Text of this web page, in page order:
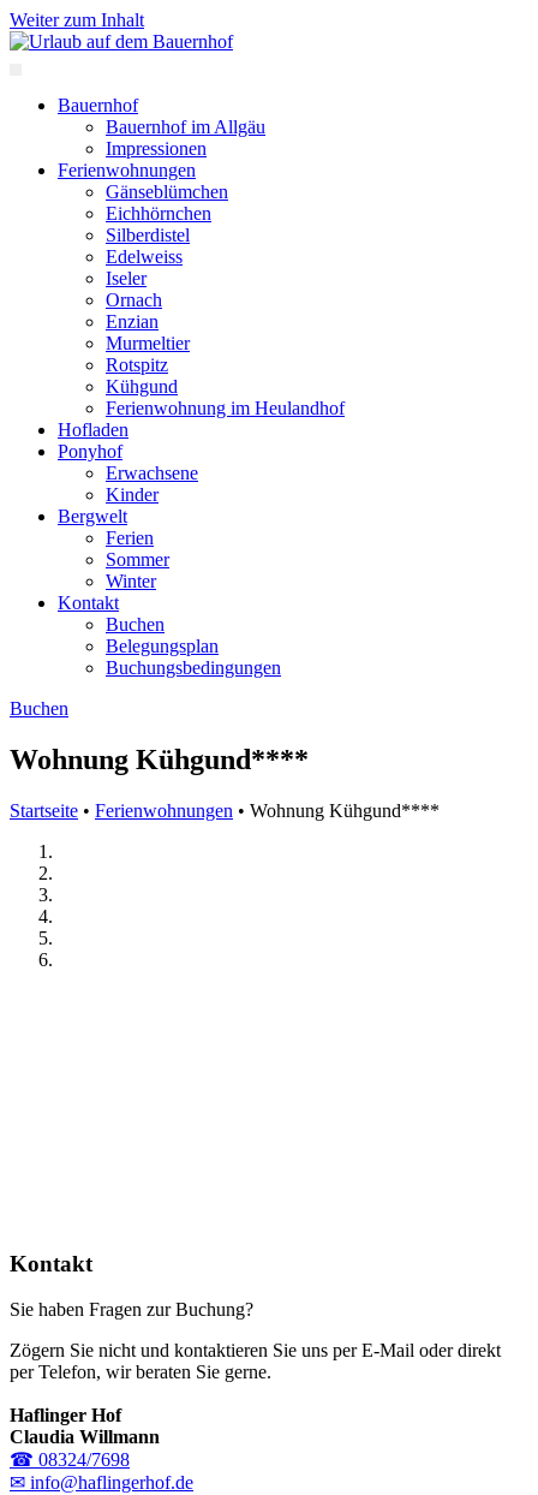
Weiter zum Inhalt
Bauernhof
Bauernhof im Allgäu
Impressionen
Ferienwohnungen
Gänseblümchen
Eichhörnchen
Silberdistel
Edelweiss
Iseler
Ornach
Enzian
Murmeltier
Rotspitz
Kühgund
Ferienwohnung im Heulandhof
Hofladen
Ponyhof
Erwachsene
Kinder
Bergwelt
Ferien
Sommer
Winter
Kontakt
Buchen
Belegungsplan
Buchungsbedingungen
Buchen
Wohnung Kühgund****
Startseite • Ferienwohnungen • Wohnung Kühgund****
Kontakt
Sie haben Fragen zur Buchung?
Zögern Sie nicht und kontaktieren Sie uns per E-Mail oder direkt
per Telefon, wir beraten Sie gerne.
Haflinger Hof
Claudia Willmann
☎ 08324/7698
✉ info@haflingerhof.de